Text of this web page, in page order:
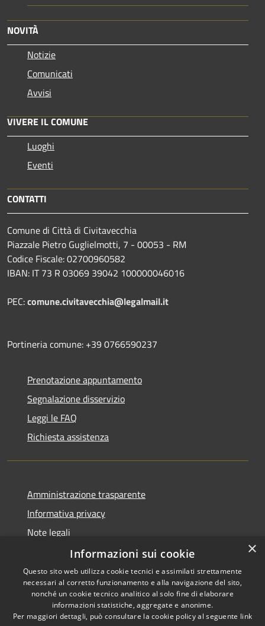
NOVITÀ
Notizie
Comunicati
Avvisi
VIVERE IL COMUNE
Luoghi
Eventi
CONTATTI
Comune di Città di Civitavecchia
Piazzale Pietro Guglielmotti, 7 - 00053 - RM
Codice Fiscale: 02700960582
IBAN: IT 73 R 03069 39042 100000046016
PEC:comune.civitavecchia@legalmail.it
Portineria comune: +39 0766590237
Prenotazione appuntamento
Segnalazione disservizio
Leggi le FAQ
Richiesta assistenza
Amministrazione trasparente
Informativa privacy
Note legali
Dichiarazione di accessibilità
RSS
Copyright © 2026 • Città di
×
Informazioni sui cookie
Questo sito web utilizza cookie tecnici e assimilati strettamente
necessari al corretto funzionamento e alla navigazione del sito,
nonché un cookie tecnico analitico al solo fine di elaborare
informazioni statistiche, aggregate e anonime.
Per maggiori dettagli, può consultare la cookie policy al seguente link